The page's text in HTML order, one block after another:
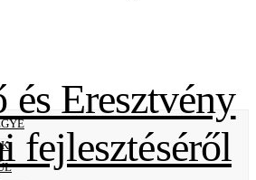
és Eresztvény
fejlesztéséről